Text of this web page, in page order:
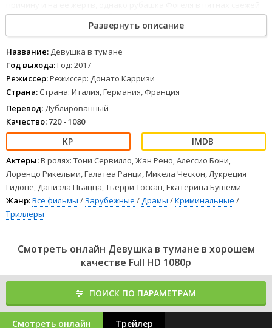
крови, и эта кровь не его. В ходе беседы начинает
восстанавливаться цепь невероятных событий, начавшихся
месяц назад.
Затерянный в Альпах сонный городок, рождественский вечер,
туман. 16-летняя девушка Анна Лу, выйдя из дома, до празднично
украшенной церкви так и не дошла. Нет ни тела жертвы, ни
каких-либо следов борьбы, ни свидетелей – ничего. Вскоре в
городе появляется инспектор Фогель, звезда сыска, специалист
по поимке маньяков и серийных убийц…
12 34 5 67 8
Развернуть описание
Название: Девушка в тумане
Год выхода:Год: 2017
Режиссер:Режиссер: Донато Карризи
Страна: Страна: Италия, Германия, Франция
Перевод: Дублированный
Качество: 720 - 1080
Актеры:В ролях: Тони Сервилло, Жан Рено, Алессио Бони,
Лоренцо Рикельми, Галатеа Ранци, Микела Ческон, Лукреция
Гидоне, Даниэла Пьяцца, Тьерри Тоскан, Екатерина Бушеми
Жанр:Все фильмы / Зарубежные /Драмы /Криминальные /
Триллеры
Смотреть онлайн Девушка в тумане в хорошем
качестве Full HD 1080p
ПОИСК ПО ПАРАМЕТРАМ
Смотреть онлайн Трейлер